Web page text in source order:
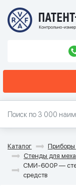
Каталог
Приборы
Стенды для
СМИ-600Р —
средств